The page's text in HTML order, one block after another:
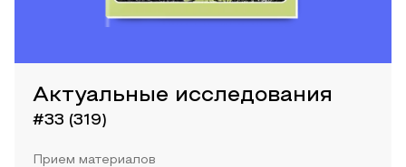
Актуальные исследования
#33 (319)
Прием материалов